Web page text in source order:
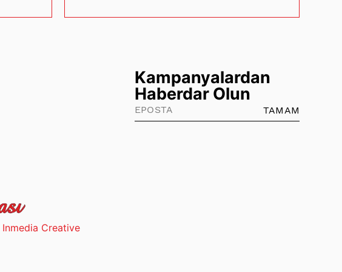
Kampanyalardan
Haberdar Olun
TAMAM
Inmedia Creative